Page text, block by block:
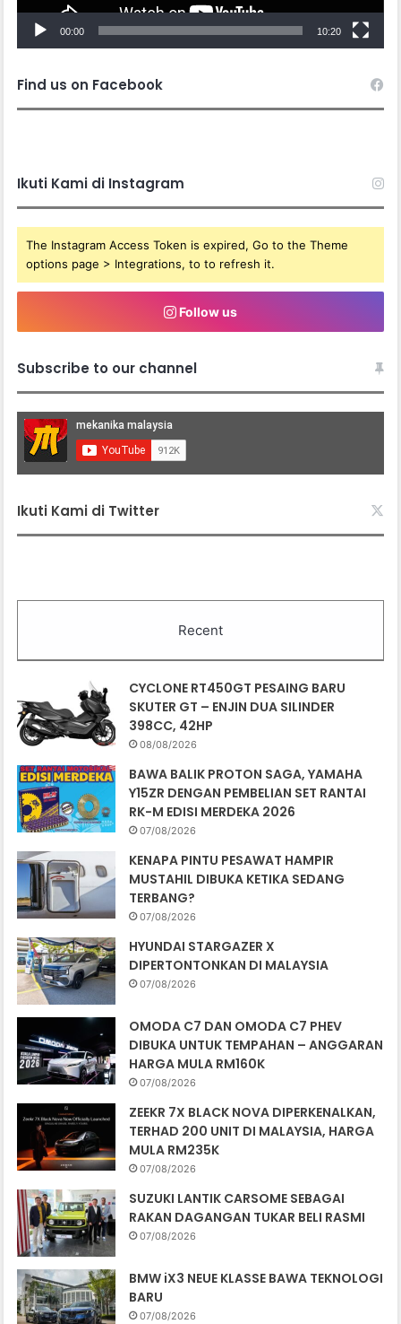
00:00 10:20
Find us on Facebook
Ikuti Kami di Instagram
The Instagram Access Token is expired, Go to the Theme
options page > Integrations, to to refresh it.
Follow us
Subscribe to our channel
Ikuti Kami di Twitter
Recent
CYCLONE RT450GT PESAING BARU
SKUTER GT – ENJIN DUA SILINDER
398CC, 42HP
08/08/2026
BAWA BALIK PROTON SAGA, YAMAHA
Y15ZR DENGAN PEMBELIAN SET RANTAI
RK-M EDISI MERDEKA 2026
07/08/2026
KENAPA PINTU PESAWAT HAMPIR
MUSTAHIL DIBUKA KETIKA SEDANG
TERBANG?
07/08/2026
HYUNDAI STARGAZER X
DIPERTONTONKAN DI MALAYSIA
07/08/2026
OMODA C7 DAN OMODA C7 PHEV
DIBUKA UNTUK TEMPAHAN – ANGGARAN
HARGA MULA RM160K
07/08/2026
ZEEKR 7X BLACK NOVA DIPERKENALKAN,
TERHAD 200 UNIT DI MALAYSIA, HARGA
MULA RM235K
07/08/2026
SUZUKI LANTIK CARSOME SEBAGAI
RAKAN DAGANGAN TUKAR BELI RASMI
07/08/2026
BMW iX3 NEUE KLASSE BAWA TEKNOLOGI
BARU
07/08/2026